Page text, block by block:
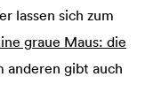
lassen sich zum
graue Maus: die
anderen gibt auch